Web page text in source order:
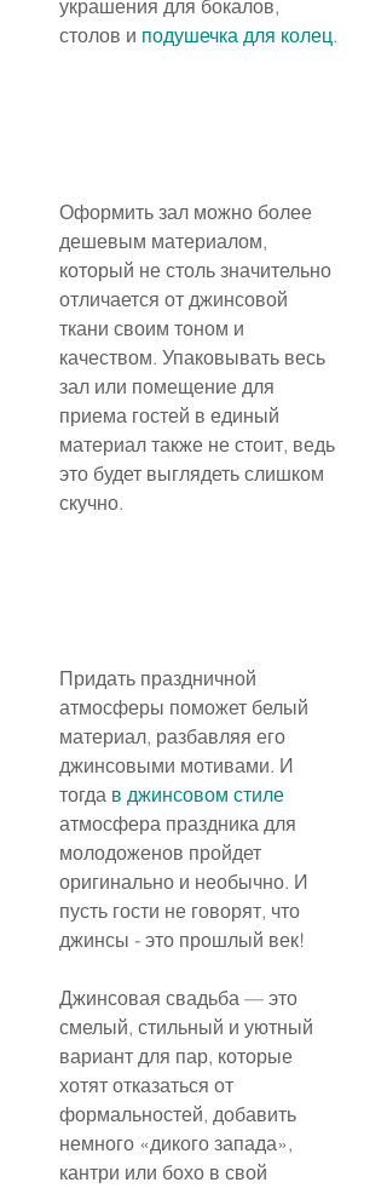
украшения для бокалов,
столов и подушечка для колец.
Оформить зал можно более
дешевым материалом,
который не столь значительно
отличается от джинсовой
ткани своим тоном и
качеством. Упаковывать весь
зал или помещение для
приема гостей в единый
материал также не стоит, ведь
это будет выглядеть слишком
скучно.
Придать праздничной
атмосферы поможет белый
материал, разбавляя его
джинсовыми мотивами. И
тогда в джинсовом стиле
атмосфера праздника для
молодоженов пройдет
оригинально и необычно. И
пусть гости не говорят, что
джинсы - это прошлый век!
Джинсовая свадьба — это
смелый, стильный и уютный
вариант для пар, которые
хотят отказаться от
формальностей, добавить
немного «дикого запада»,
кантри или бохо в свой